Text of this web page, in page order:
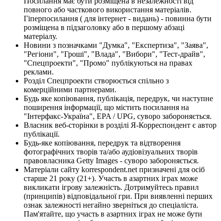
повного або часткового використання матеріалів.
Гіперпосилання ( для інтернет - видань) - повинна бути
розміщена в підзаголовку або в першому абзаці
матеріалу.
Новини з позначками "Думка", "Експертиза", "Заява",
"Регіони", "Гроші", "Влада", "Вибори", "Тест-драйв",
"Спецпроекти", "Промо" публікуються на правах
реклами.
Розділ Спецпроекти створюється спільно з
комерційними партнерами.
Будь яке копіювання, публікація, передрук, чи наступне
поширення інформації, що містить посилання на
"Інтерфакс-Україна", EPA / UPG, суворо забороняється.
Власник веб-сторінки в розділі Я-Корреспондент є автор
публікації.
Будь-яке копіювання, передрук та відтворення
фотографічних творів та/або аудіовізуальних творів
правовласника Getty Images - суворо забороняється.
Матеріали сайту korrespondent.net призначені для осіб
старше 21 року (21+). Участь в азартних іграх може
викликати ігрову залежність. Дотримуйтесь правил
(принципів) відповідальної гри. При виявленні перших
ознак залежності негайно зверніться до спеціаліста.
Пам'ятайте, що участь в азартних іграх не може бути